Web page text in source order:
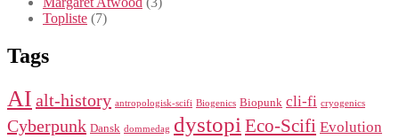
Topliste (7)
Tags
AI alt-history antropologisk-scifi Biogenics Biopunk cli-fi cryogenics
Cyberpunk Dansk dommedag dystopi Eco-Scifi Evolution